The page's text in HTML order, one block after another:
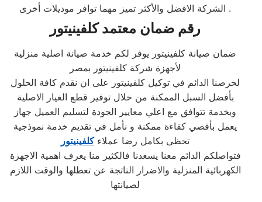
الشركة الافضل والأكثر تميز مهما توافر موديلات أخرى .
رقم ضمان معتمد كلفينيتور
ضمان صيانة كلفينيتور يوفر لكم خدمة صيانة اصلية منزلية
لأجهزة شركة كلفينيتور بمصر
لحرصنا الدائم في توكيل كلفينيتور على ان نقدم كافة الحلول
بأفضل السبل الممكنة من خلال توفير قطع الغيار الاصلية
وبخدمة تتوافق مع اعلي معايير الجودة لتسليم العميل جهاز
يعمل بأقصي كفاءة ممكنة و نأمل في تقديم خدمة نموذجية
تحظى بكامل رضا عملاءكلفينيتور
فتواصلكم الدائم معنا يسعدنا فالكثير منا يعرف اهمية الاجهزة
الكهربائية المنزلية والاضرار الناتجة عن تعطلها والوقت اللازم
لصيانتها